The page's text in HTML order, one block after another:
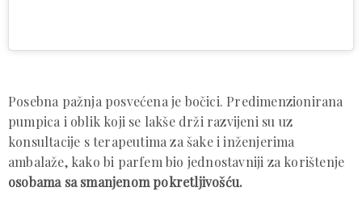
Posebna pažnja posvećena je bočici. Predimenzionirana
pumpica i oblik koji se lakše drži razvijeni su uz
konsultacije s terapeutima za šake i inženjerima
ambalaže, kako bi parfem bio jednostavniji za korištenje
osobama sa smanjenom pokretljivošću.